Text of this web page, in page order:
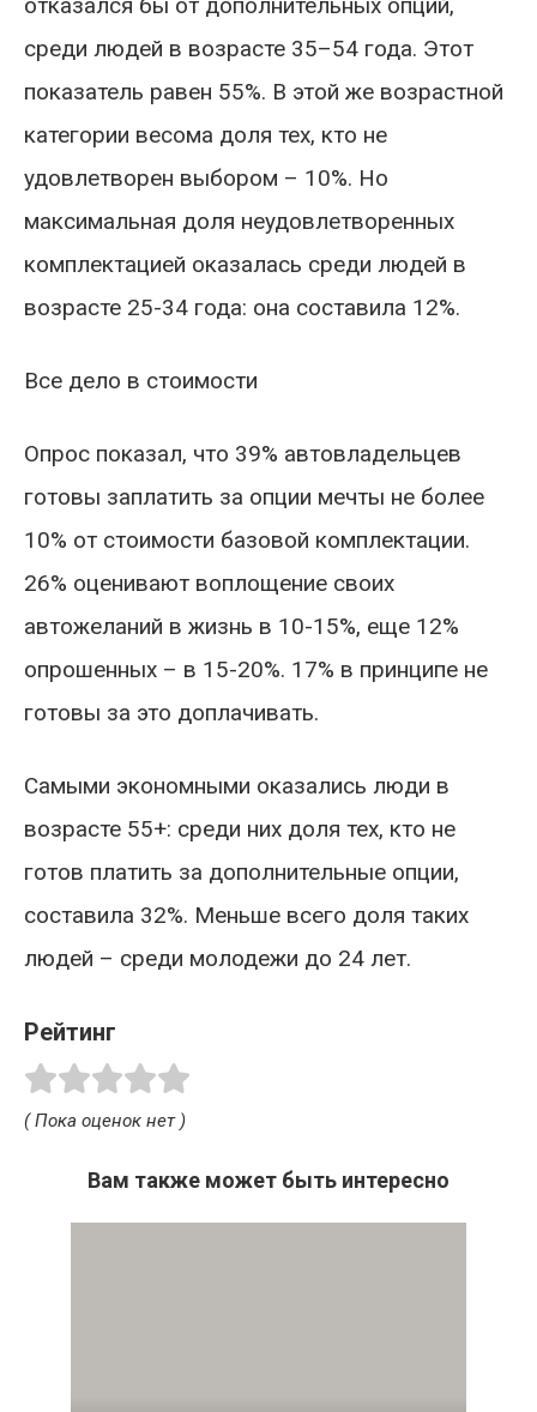
среди людей в возрасте 35–54 года. Этот
показатель равен 55%. В этой же возрастной
категории весома доля тех, кто не
удовлетворен выбором – 10%. Но
максимальная доля неудовлетворенных
комплектацией оказалась среди людей в
возрасте 25-34 года: она составила 12%.
Все дело в стоимости
Опрос показал, что 39% автовладельцев
готовы заплатить за опции мечты не более
10% от стоимости базовой комплектации.
26% оценивают воплощение своих
автожеланий в жизнь в 10-15%, еще 12%
опрошенных – в 15-20%. 17% в принципе не
готовы за это доплачивать.
Самыми экономными оказались люди в
возрасте 55+: среди них доля тех, кто не
готов платить за дополнительные опции,
составила 32%. Меньше всего доля таких
людей – среди молодежи до 24 лет.
Рейтинг
( Пока оценок нет )
Вам также может быть интересно